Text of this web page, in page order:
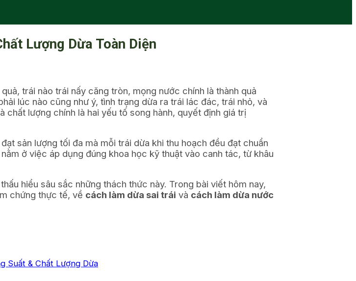
Lượng Dừa Toàn Diện
trái nào trái nấy căng tròn, mọng nước chính là thành quả
lúc nào cũng như ý, tình trạng dừa ra trái lác đác, trái nhỏ, và
lượng chính là hai yếu tố song hành, quyết định giá trị
sản lượng tối đa mà mỗi trái dừa khi thu hoạch đều đạt chuẩn
ở việc áp dụng đúng khoa học kỹ thuật vào canh tác, từ khâu
hiểu sâu sắc những thách thức này. Trong bài viết hôm nay,
chứng thực tế, về cách làm dừa sai trái và cách làm dừa nước
Suất & Chất Lượng Dừa